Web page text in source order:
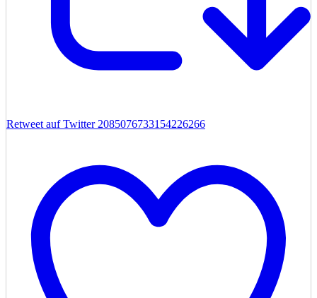
Retweet auf Twitter 2085076733154226266